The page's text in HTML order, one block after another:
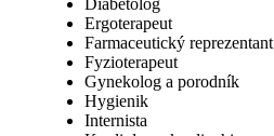
Diabetolog
Ergoterapeut
Farmaceutický reprezentant
Fyzioterapeut
Gynekolog a porodník
Hygienik
Internista